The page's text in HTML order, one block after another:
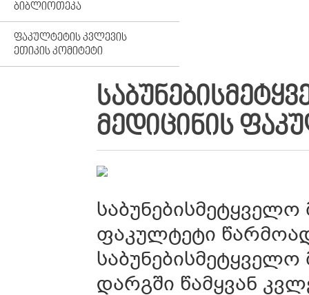
ᲑᲘᲑᲚᲘᲝᲗᲔᲙᲐ
ᲤᲐᲙᲣᲚᲢᲔᲢᲘᲡ ᲙᲕᲚᲔᲕᲘᲡ
ᲔᲗᲘᲙᲘᲡ ᲙᲝᲛᲘᲢᲔᲢᲘ
ᲛᲔᲓᲘᲪᲘᲜᲘᲡ
საბუნებისმეტყველო
ფაკულტეტი
საბუნებისმეტყველო
დარგში წამყვან